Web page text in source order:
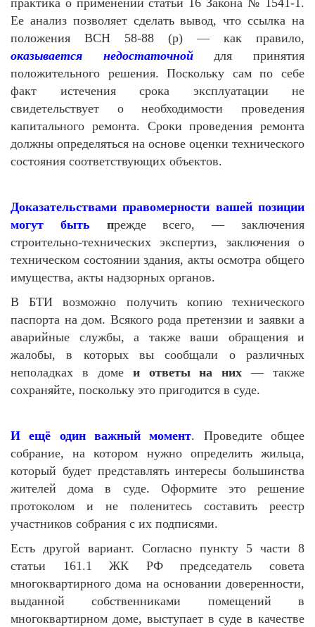
практика о применении статьи 16 Закона № 1541-1.
Ее анализ позволяет сделать вывод, что ссылка на
положения ВСН 58-88 (р) — как правило,
оказывается недостаточнойдля принятия
положительного решения. Поскольку сам по себе
факт истечения срока эксплуатации не
свидетельствует о необходимости проведения
капитального ремонта. Сроки проведения ремонта
должны определяться на основе оценки технического
состояния соответствующих объектов.
Доказательствами правомерности вашей позиции
могут быть прежде всего, —заключения
строительно-технических экспертиз, заключения о
техническом состоянии здания, акты осмотра общего
имущества, акты надзорных органов.
В БТИ возможно получить копию технического
паспорта на дом. Всякого рода претензии и заявки а
аварийные службы, а также ваши обращения и
жалобы, в которых вы сообщали о различных
неполадках в доме и ответы на них — также
сохраняйте, поскольку это пригодится в суде.
И ещё один важный момент. Проведите общее
собрание, на котором нужно определить жильца,
который будет представлять интересы большинства
жителей дома в суде. Оформите это решение
протоколом и не поленитесь составить реестр
участников собрания с их подписями.
Есть другой вариант. Согласно пункту 5 части 8
статьи 161.1 ЖК РФ председатель совета
многоквартирного дома на основании доверенности,
выданной собственниками помещений в
многоквартирном доме, выступает в суде в качестве